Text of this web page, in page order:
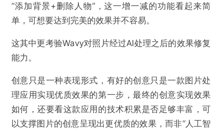
“添加背景+删除人物”，这一增一减的功能看起来简
单，可想要达到完美的效果并不容易。
这其中更考验Wavy对照片经过AI处理之后的效果修复
能力。
创意只是一种表现形式，有好的创意只是一款图片处
理应用实现优质效果的第一步，最终的创意实现效果
如何，还要看这款应用的技术积累是否足够丰富，可
以支撑图片的创意呈现出更优质的效果，而非“人工智